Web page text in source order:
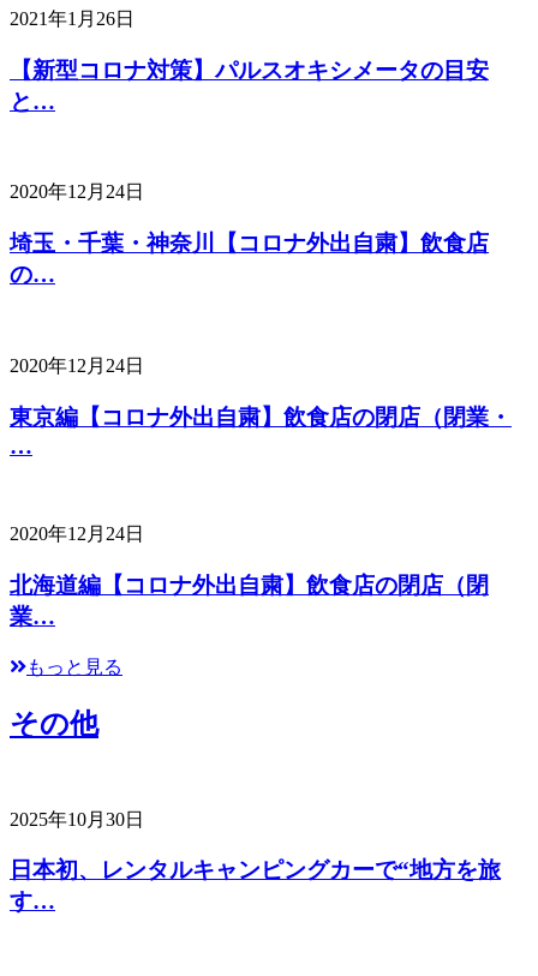
2021年1月26日
【新型コロナ対策】パルスオキシメータの目安
と…
2020年12月24日
埼玉・千葉・神奈川【コロナ外出自粛】飲食店
の…
2020年12月24日
東京編【コロナ外出自粛】飲食店の閉店（閉業・
…
2020年12月24日
北海道編【コロナ外出自粛】飲食店の閉店（閉
業…
もっと見る
その他
2025年10月30日
日本初、レンタルキャンピングカーで“地方を旅
す…